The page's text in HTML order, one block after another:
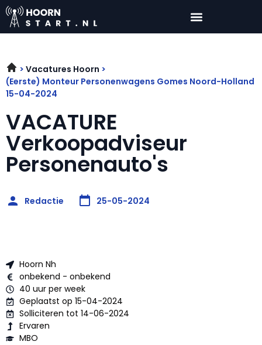
Vacatures Hoorn
(Eerste) Monteur Personenwagens Gomes Noord-Holland
15-04-2024
VACATURE
Verkoopadviseur
Personenauto's
Redactie 25-05-2024
Hoorn Nh
onbekend - onbekend
40 uur per week
Geplaatst op 15-04-2024
Solliciteren tot 14-06-2024
Ervaren
MBO